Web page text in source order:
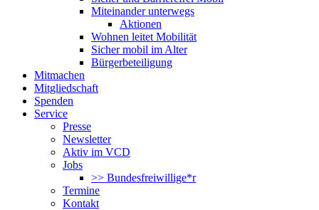
Miteinander unterwegs
Aktionen
Wohnen leitet Mobilität
Sicher mobil im Alter
Bürgerbeteiligung
Mitmachen
Mitgliedschaft
Spenden
Service
Presse
Newsletter
Aktiv im VCD
Jobs
>> Bundesfreiwillige*r
Termine
Kontakt